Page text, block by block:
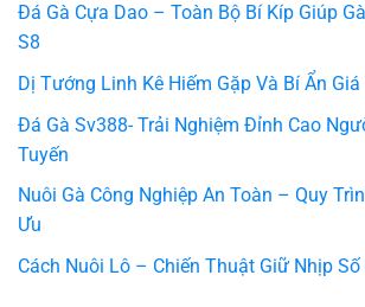
Đá Gà Cựa Dao – Toàn Bộ Bí Kíp Giúp
S8
Dị Tướng Linh Kê Hiếm Gặp Và Bí Ẩn
Đá Gà Sv388- Trải Nghiệm Đỉnh Cao
Tuyến
Nuôi Gà Công Nghiệp An Toàn – Quy
Ưu
Cách Nuôi Lô – Chiến Thuật Giữ Nhịp